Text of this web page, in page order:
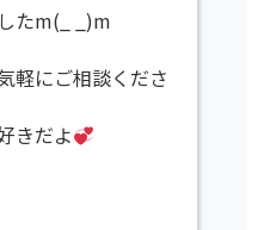
たm(_ _)m
軽にご相談くださ
きだよ